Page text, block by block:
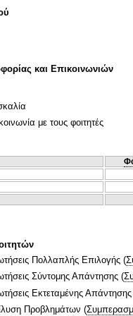
και Επικοινωνιών
με τους φοιτητές
Πολλαπλής Επιλογής (
Σύντομης Απάντησης (
Εκτεταμένης Απάντησης
Προβλημάτων (